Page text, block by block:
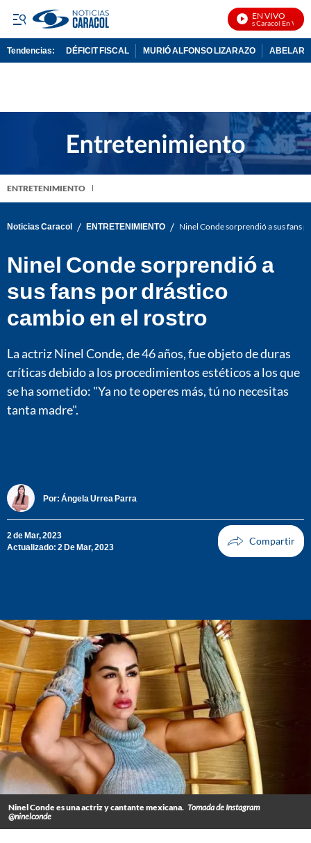
EN VIVO
Noticias Caracol En Vivo
Tendencias: DÉFICIT FISCAL MURIÓ ALFONSO LIZARAZO
ENTRETENIMIENTO
Noticias Caracol / ENTRETENIMIENTO / Ninel Conde sorprendió a sus fans
Ninel Conde sorprendió a
sus fans por drástico
cambio en el rostro
La actriz Ninel Conde, de 46 años, fue objeto de duras
críticas debido a los procedimientos estéticos a los que
se ha sometido: "Ya no te operes más, tú no necesitas
tanta madre".
Por: Ángela Urrea Parra
2 de Mar, 2023
Actualizado: 2 De Mar, 2023
Ninel Conde es una actriz y cantante mexicana. Tomada de Instagram
@ninelconde